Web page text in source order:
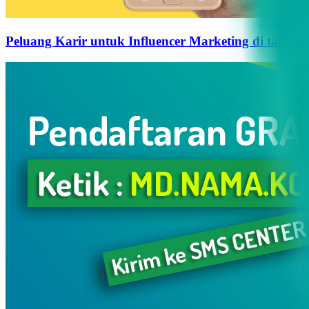
Peluang Karir untuk Influencer Marketing di tahun